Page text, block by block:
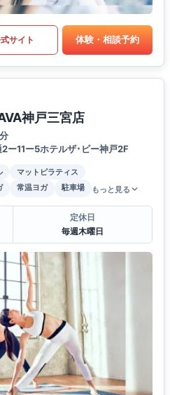
サイト 体験・相談予約
神戸三宮店
ー11ー5ホテルザ･ビー神戸2F
マットピラティス
常温ヨガ 駐車場 もっと見る
定休日
毎週木曜日